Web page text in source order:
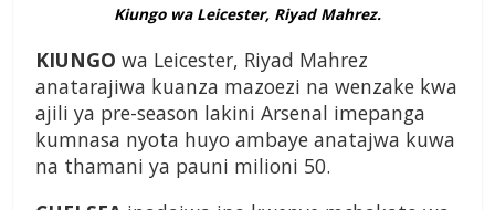
Kiungo wa Leicester, Riyad Mahrez.
KIUNGO wa Leicester, Riyad Mahrez
anatarajiwa kuanza mazoezi na wenzake kwa
ajili ya pre-season lakini Arsenal imepanga
kumnasa nyota huyo ambaye anatajwa kuwa
na thamani ya pauni milioni 50.